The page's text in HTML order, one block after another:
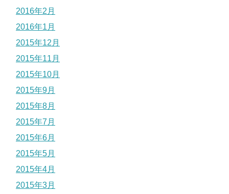
2016年2月
2016年1月
2015年12月
2015年11月
2015年10月
2015年9月
2015年8月
2015年7月
2015年6月
2015年5月
2015年4月
2015年3月